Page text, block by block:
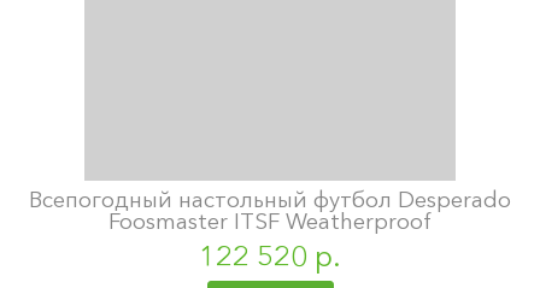
Всепогодный настольный футбол Desperado
Foosmaster ITSF Weatherproof
122 520 р.